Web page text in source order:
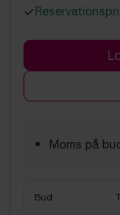
Moms på
Bud